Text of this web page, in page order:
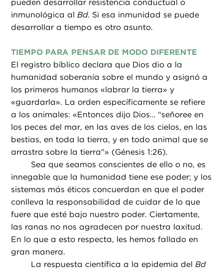
pueden desarrollar resistencia conductual o
inmunológica alBd. Si esa inmunidad se puede
desarrollar a tiempo es otro asunto.
TIEMPO PARA PENSAR DE MODO DIFERENTE
El registro bíblico declara que Dios dio a la
humanidad soberanía sobre el mundo y asignó a
los primeros humanos «labrar la tierra» y
«guardarla». La orden específicamente se refiere
a los animales: «Entonces dijo Dios… “señoree en
los peces del mar, en las aves de los cielos, en las
bestias, en toda la tierra, y en todo animal que se
arrastra sobre la tierra”» (Génesis 1:26).
Sea que seamos conscientes de ello o no, es
innegable que la humanidad tiene ese poder; y los
sistemas más éticos concuerdan en que el poder
conlleva la responsabilidad de cuidar de lo que
fuere que esté bajo nuestro poder. Ciertamente,
las ranas no nos agradecen por nuestra laxitud.
En lo que a esto respecta, les hemos fallado en
gran manera.
La respuesta científica a la epidemia delBd